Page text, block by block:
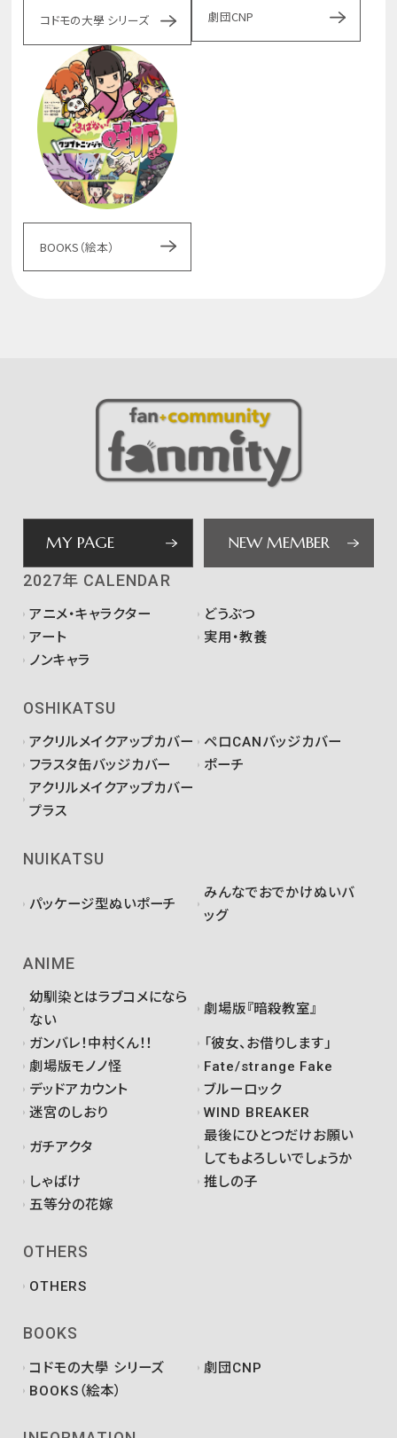
コドモの大學 シリーズ 劇団CNP
BOOKS（絵本）
MY PAGE NEW MEMBER
2027年 CALENDAR
アニメ・キャラクター
どうぶつ
アート
実用・教養
ノンキャラ
OSHIKATSU
アクリルメイクアップカバー
ペロCANバッジカバー
フラスタ缶バッジカバー
ポーチ
アクリルメイクアップカバー
プラス
NUIKATSU
パッケージ型ぬいポーチ
みんなでおでかけぬいバ
ッグ
ANIME
幼馴染とはラブコメになら
ない
劇場版『暗殺教室』
ガンバレ！中村くん！！
「彼女、お借りします」
劇場版モノノ怪
Fate/strange Fake
デッドアカウント
ブルーロック
迷宮のしおり
WIND BREAKER
ガチアクタ
最後にひとつだけお願い
してもよろしいでしょうか
しゃばけ
推しの子
五等分の花嫁
OTHERS
OTHERS
BOOKS
コドモの大學 シリーズ
劇団CNP
BOOKS（絵本）